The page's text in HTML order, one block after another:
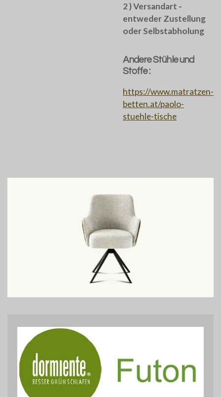
2 ) Versandart -
entweder Zustellung
oder Selbstabholung
Andere Stühle und
Stoffe :
https://www.matratzen-
betten.at/paolo-
stuehle-tische